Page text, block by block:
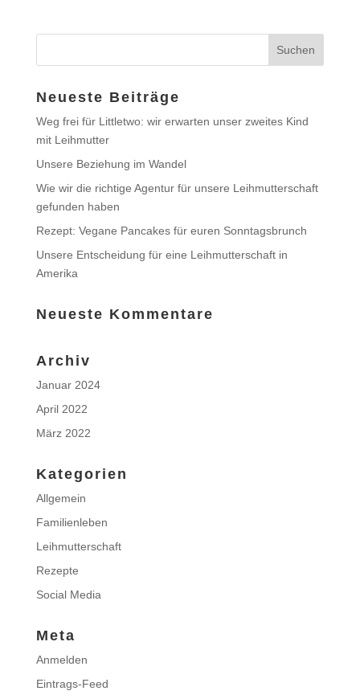
Neueste Beiträge
Weg frei für Littletwo: wir erwarten unser zweites Kind
mit Leihmutter
Unsere Beziehung im Wandel
Wie wir die richtige Agentur für unsere Leihmutterschaft
gefunden haben
Rezept: Vegane Pancakes für euren Sonntagsbrunch
Unsere Entscheidung für eine Leihmutterschaft in
Amerika
Neueste Kommentare
Archiv
Januar 2024
April 2022
März 2022
Kategorien
Allgemein
Familienleben
Leihmutterschaft
Rezepte
Social Media
Meta
Anmelden
Eintrags-Feed